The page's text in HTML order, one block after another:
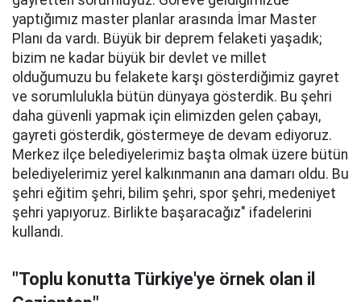
yaptığımız master planlar arasında İmar Master
Planı da vardı. Büyük bir deprem felaketi yaşadık;
bizim ne kadar büyük bir devlet ve millet
olduğumuzu bu felakete karşı gösterdiğimiz gayret
ve sorumlulukla bütün dünyaya gösterdik. Bu şehri
daha güvenli yapmak için elimizden gelen çabayı,
gayreti gösterdik, göstermeye de devam ediyoruz.
Merkez ilçe belediyelerimiz başta olmak üzere bütün
belediyelerimiz yerel kalkınmanın ana damarı oldu. Bu
şehri eğitim şehri, bilim şehri, spor şehri, medeniyet
şehri yapıyoruz. Birlikte başaracağız" ifadelerini
kullandı.
"Toplu konutta Türkiye'ye örnek olan il